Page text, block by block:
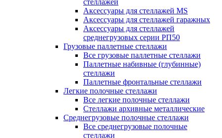
стеллажей
Аксессуары для стеллажей MS
Аксессуары для стеллажей гаражных
Аксессуары для стеллажей
среднегрузовых серии РП50
Грузовые паллетные стеллажи
Все грузовые паллетные стеллажи
Паллетные набивные (глубинные)
стеллажи
Паллетные фронтальные стеллажи
Легкие полочные стеллажи
Все легкие полочные стеллажи
Стеллажи архивные металлические
Среднегрузовые полочные стеллажи
Все среднегрузовые полочные
стеллажи